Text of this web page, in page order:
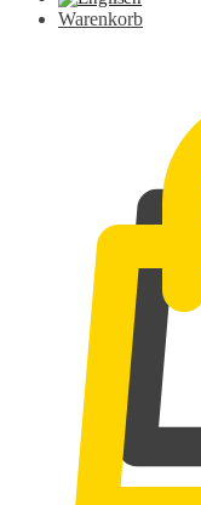
Warenkorb